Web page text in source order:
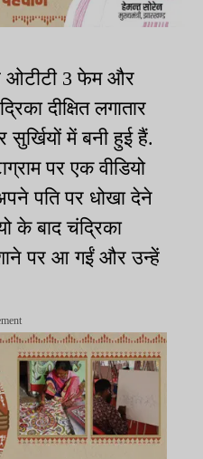
ओटीटी 3 फेम और
दीक्षित लगातार
में बनी हुई हैं.
पर एक वीडियो
पति पर धोखा देने
के बाद चंद्रिका
पर आ गईं और उन्हें